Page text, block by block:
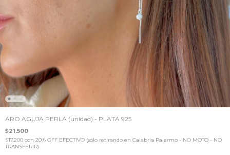
ARO AGUJA PERLA (unidad) - PLATA 925
$21.500
$17.200 con 20% OFF EFECTIVO (sólo retirando en Calabria Palermo - NO MOTO - NO
TRANSFERIR)